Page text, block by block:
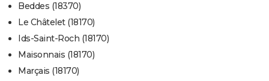
Beddes (18370)
Le Châtelet (18170)
Ids-Saint-Roch (18170)
Maisonnais (18170)
Marçais (18170)